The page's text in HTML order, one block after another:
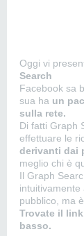
Oggi vi
Search
Facebook sa
sua ha un
sulla rete.
Di fatti Graph
effettuare le
derivanti dai
meglio chi è
Il Graph
pubblico, ma
Trovate il
basso.